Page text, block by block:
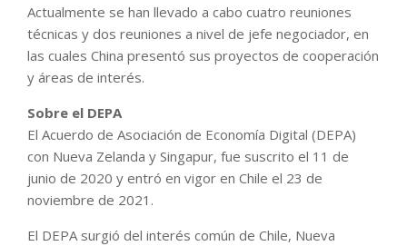
Actualmente se han llevado a cabo cuatro reuniones
técnicas y dos reuniones a nivel de jefe negociador, en
las cuales China presentó sus proyectos de cooperación
y áreas de interés.
Sobre el DEPA
El Acuerdo de Asociación de Economía Digital (DEPA)
con Nueva Zelanda y Singapur, fue suscrito el 11 de
junio de 2020 y entró en vigor en Chile el 23 de
noviembre de 2021.
El DEPA surgió del interés común de Chile, Nueva